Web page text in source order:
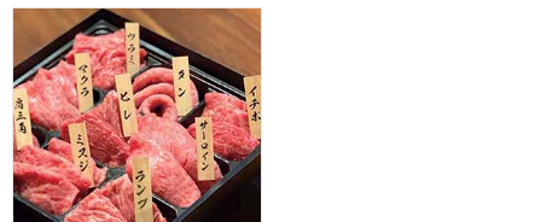
【肉の石川】厳選黒毛和牛の一頭部位盛り合わせ(いちぼ